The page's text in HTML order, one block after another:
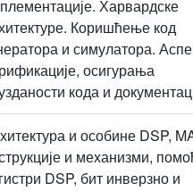
Харвардске
Коришћење код
и симулатора.
осигурања
кода и
и особине DSP,
и механизми,
DSP, бит инверзно и